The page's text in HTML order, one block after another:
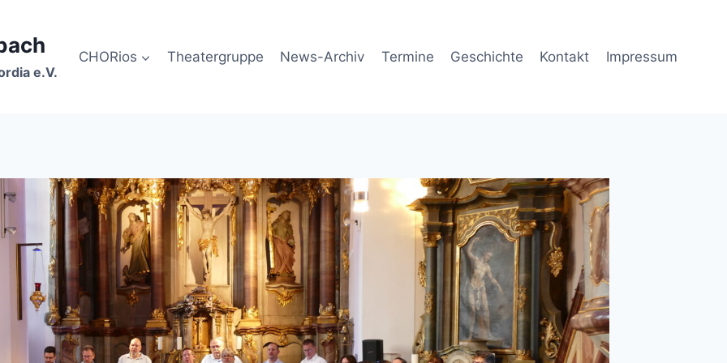
e.V.
CHORios Theatergruppe News-Archiv Termine Geschichte Kontakt Impressum